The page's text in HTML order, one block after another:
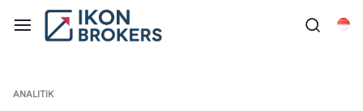
ANALITIK